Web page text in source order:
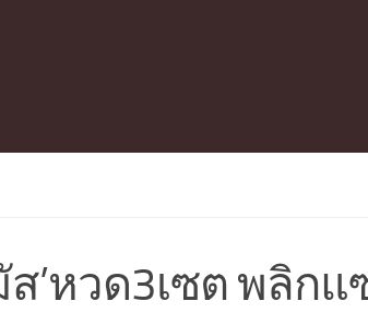
’หวด3เซต พลิกแ